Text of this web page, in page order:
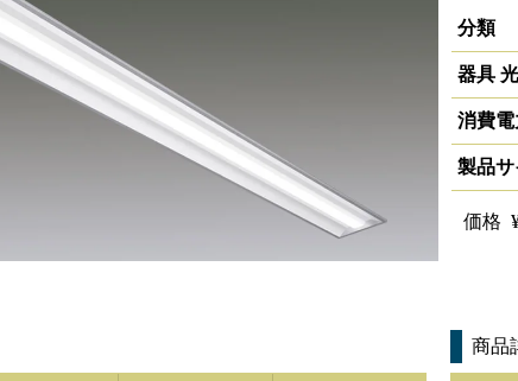
分類
器具
消費電
製品サ
価格
商品